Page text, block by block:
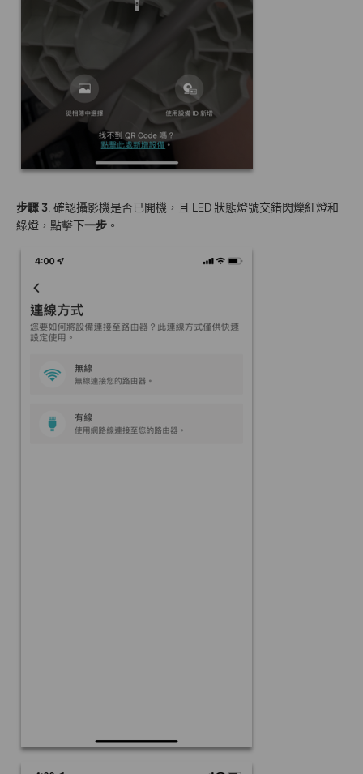
步驟 3. 確認攝影機是否已開機，且 LED 狀態燈號交錯閃爍紅燈和
綠燈，點擊下一步 。